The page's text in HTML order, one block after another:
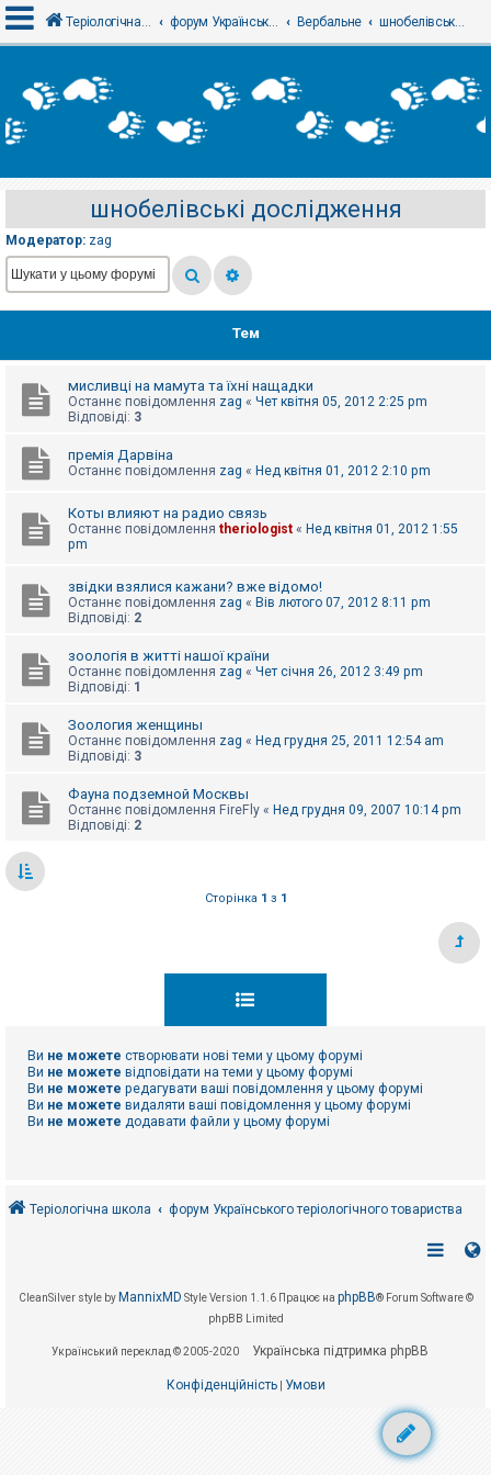
х
і
е
є
с
т
р
а
Т
м
б
о
А
т
т
и
Теріологічна школа форум Українського теріологічного товариства Вербальне шнобелівські дослідження
шнобелівські дослідження
Модератор: zag
Тем
мисливці на мамута та їхні нащадки
Останнє повідомлення zag « Чет квітня 05, 2012 2:25 pm
Відповіді: 3
премія Дарвіна
Останнє повідомлення zag « Нед квітня 01, 2012 2:10 pm
Коты влияют на радио связь
Останнє повідомлення theriologist « Нед квітня 01, 2012 1:55
pm
звідки взялися кажани? вже відомо!
Останнє повідомлення zag « Вів лютого 07, 2012 8:11 pm
Відповіді: 2
зоологія в житті нашої країни
Останнє повідомлення zag « Чет січня 26, 2012 3:49 pm
Відповіді: 1
Зоология женщины
Останнє повідомлення zag « Нед грудня 25, 2011 12:54 am
Відповіді: 3
Фауна подземной Москвы
Останнє повідомлення FireFly « Нед грудня 09, 2007 10:14 pm
Відповіді: 2
Сторінка 1 з 1
Ви не можете створювати нові теми у цьому форумі
Ви не можете відповідати на теми у цьому форумі
Ви не можете редагувати ваші повідомлення у цьому форумі
Ви не можете видаляти ваші повідомлення у цьому форумі
Ви не можете додавати файли у цьому форумі
Теріологічна школа форум Українського теріологічного товариства
CleanSilver style by MannixMD Style Version 1.1.6 Працює на phpBB® Forum Software ©
phpBB Limited
Український переклад © 2005-2020 Українська підтримка phpBB
Конфіденційність| Умови